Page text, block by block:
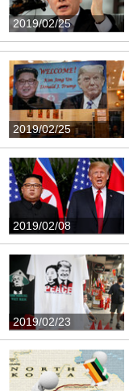
2019/02/25
2019/02/25
2019/02/08
2019/02/23